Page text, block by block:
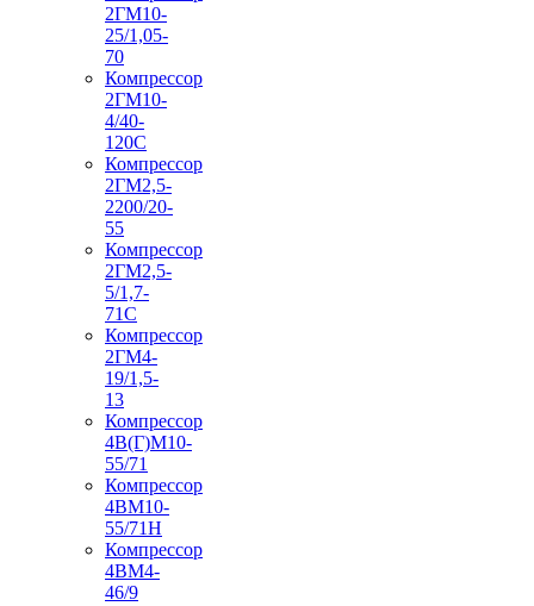
2ГМ10-
25/1,05-
70
Компрессор
2ГМ10-
4/40-
120С
Компрессор
2ГМ2,5-
2200/20-
55
Компрессор
2ГМ2,5-
5/1,7-
71С
Компрессор
2ГМ4-
19/1,5-
13
Компрессор
4В(Г)М10-
55/71
Компрессор
4ВМ10-
55/71Н
Компрессор
4ВМ4-
46/9